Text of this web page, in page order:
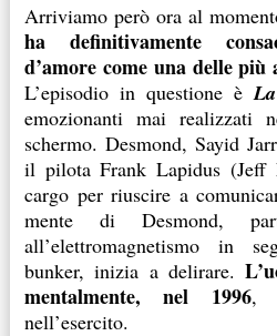
Arriviamo però ora al
ha definitivamente
d’amore come una delle più
L’episodio in questione è
emozionanti mai realizzati
schermo. Desmond, Sayid
il pilota Frank Lapidus (Jeff
cargo per riuscire a
mente di Desmond,
all’elettromagnetismo in
bunker, inizia a delirare.
mentalmente, nel 1996,
nell’esercito.